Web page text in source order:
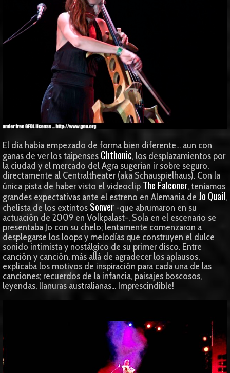
El día había empezado de forma bien diferente... aun con
ganas de ver los taipenses Chthonic, los desplazamientos por
la ciudad y el mercado del Agra sugerían ir sobre seguro,
directamente al Centraltheater (aka Schauspielhaus). Con la
única pista de haber visto el videoclip The Falconer, teníamos
grandes expectativas ante el estreno en Alemania de Jo Quail,
chelista de los extintos Sonver -que abrumaron en su
actuación de 2009 en Volkpalast-. Sola en el escenario se
presentaba Jo con su chelo; lentamente comenzaron a
desplegarse los loops y melodías que construyen el dulce
sonido intimista y nostálgico de su primer disco. Entre
canción y canción, más allá de agradecer los aplausos,
explicaba los motivos de inspiración para cada una de las
canciones; recuerdos de la infancia, paisajes boscosos,
leyendas, llanuras australianas... Imprescindible!